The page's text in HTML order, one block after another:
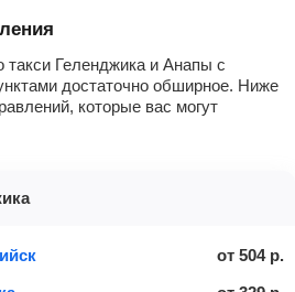
Геленджика и Анапы с
достаточно обширное. Ниже
которые вас могут
от 504 р.